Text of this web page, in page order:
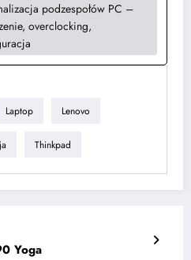
podzespołów PC –
overclocking,
Laptop Lenovo
Thinkpad
Yoga